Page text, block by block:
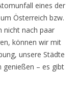
eines der
Österreich bzw.
nicht nach paar
können wir mit
unsere Städte
genießen – es gibt